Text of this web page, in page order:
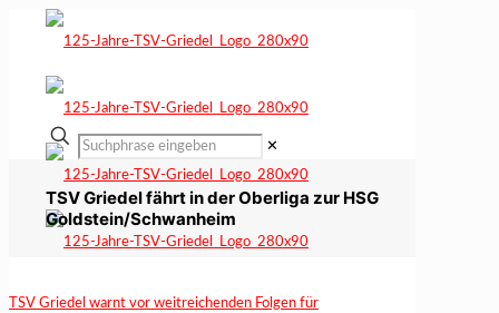
✕
TSV Griedel fährt in der Oberliga zur HSG
Goldstein/Schwanheim
TSV Griedel warnt vor weitreichenden Folgen für